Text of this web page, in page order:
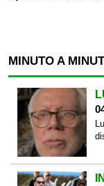
MINUTO A